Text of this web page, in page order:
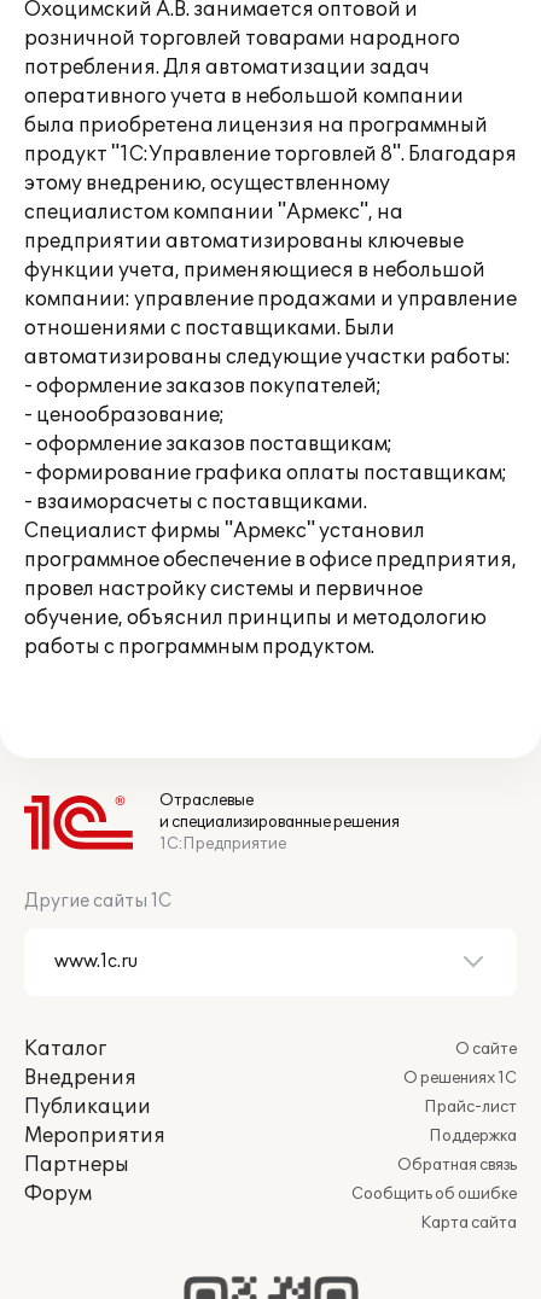
Охоцимский А.В. занимается оптовой и
розничной торговлей товарами народного
потребления. Для автоматизации задач
оперативного учета в небольшой компании
была приобретена лицензия на программный
продукт "1С:Управление торговлей 8". Благодаря
этому внедрению, осуществленному
специалистом компании "Армекс", на
предприятии автоматизированы ключевые
функции учета, применяющиеся в небольшой
компании: управление продажами и управление
отношениями с поставщиками. Были
автоматизированы следующие участки работы:
- оформление заказов покупателей;
- ценообразование;
- оформление заказов поставщикам;
- формирование графика оплаты поставщикам;
- взаиморасчеты с поставщиками.
Специалист фирмы "Армекс" установил
программное обеспечение в офисе предприятия,
провел настройку системы и первичное
обучение, объяснил принципы и методологию
работы с программным продуктом.
Отраслевые
и специализированные решения
1С:Предприятие
Другие сайты 1С
Каталог
Внедрения
Публикации
Мероприятия
Партнеры
Форум
О сайте
О решениях 1С
Прайс-лист
Поддержка
Обратная связь
Сообщить об ошибке
Карта сайта